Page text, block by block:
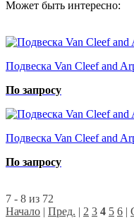
Может быть интересно:
Подвеска Van Cleef and
По запросу
Подвеска Van Cleef and
По запросу
7 - 8 из 72
Начало | Пред. | 2 3 4 5 6 |